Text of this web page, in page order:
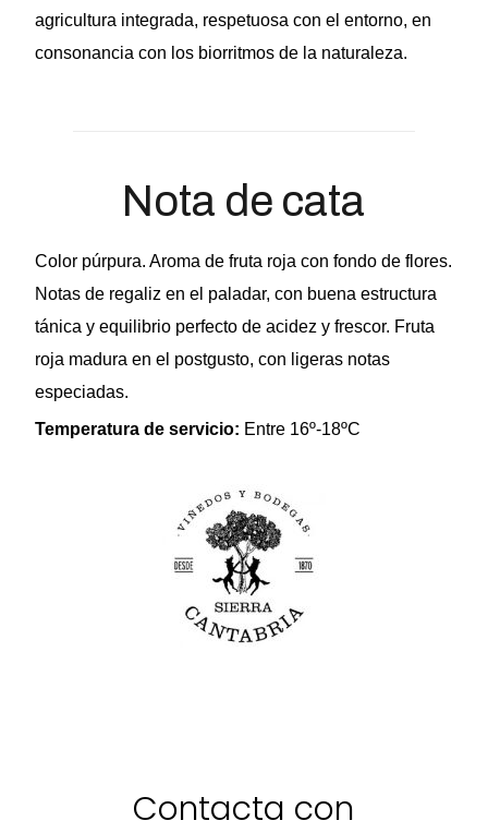
agricultura integrada, respetuosa con el entorno, en
consonancia con los biorritmos de la naturaleza.
Nota de cata
Color púrpura. Aroma de fruta roja con fondo de flores.
Notas de regaliz en el paladar, con buena estructura
tánica y equilibrio perfecto de acidez y frescor. Fruta
roja madura en el postgusto, con ligeras notas
especiadas.
Temperatura de servicio: Entre 16º-18ºC
Contacta con